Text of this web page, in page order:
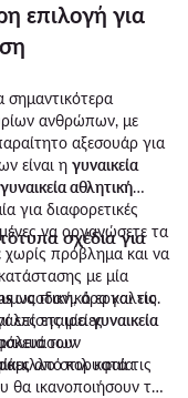
επιλογή για
ανθρώπων, με
αξεσουάρ για
είναι η γυναικεία
γυναικεία αθλητική
για διαφορετικές
να οργανώσετε τα
χωρίς πρόβλημα και να
με μία
ως ιδανικό εργαλείο.
επίσης μίαγυναικεία
των
στιλ κατά τις
σχέδια για
άρα και τις
εταιρείες
από κορυφαία
θα ικανοποιήσουν το